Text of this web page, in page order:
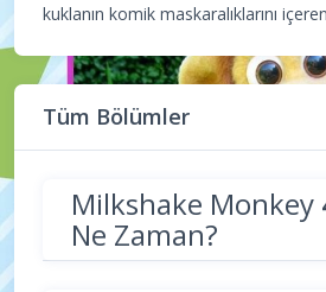
kuklanın komik maskaralıklarını
Tüm Bölümler
Milkshake Monkey
Ne Zaman?